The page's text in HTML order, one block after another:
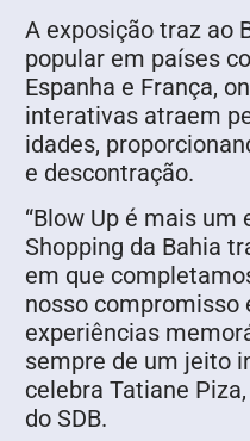
A exposição traz ao
popular em países
Espanha e França,
interativas atraem
idades,
e descontração.
“Blow Up é mais
Shopping da Bahia
em que
nosso compromisso
experiências
sempre de um jeito
celebra Tatiane
do SDB.